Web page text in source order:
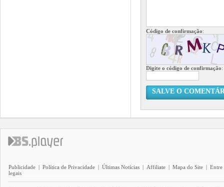
Código de confirmação:
Digite o código de confirmação:
SALVE O
Publicidade | Política de Privacidade | Últimas Notícias | Affiliate | Mapa do Site | Entre
legais